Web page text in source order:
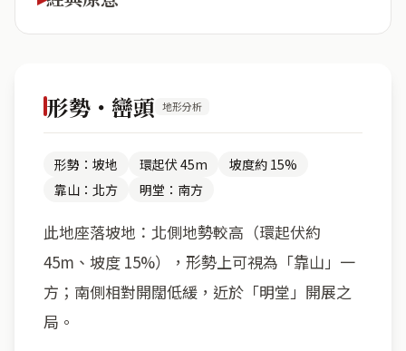
形勢・巒頭 地形分析
形勢：坡地 環起伏 45m
坡度約 15%
靠山：北方
明堂：南方
此地座落坡地：北側地勢較高（環起伏約
45m、坡度 15%），形勢上可視為「靠山」一
方；南側相對開闊低緩，近於「明堂」開展之
局。